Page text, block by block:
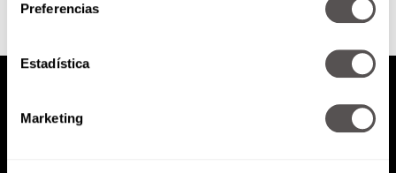
Preferencias
Estadística
Marketing